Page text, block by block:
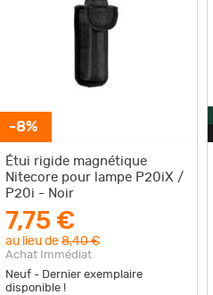
-8%
Étui rigide magnétique
Nitecore pour lampe P20iX /
P20i - Noir
7,75 €
au lieu de8,40 €
Achat Immédiat
Neuf - Dernier exemplaire
disponible !